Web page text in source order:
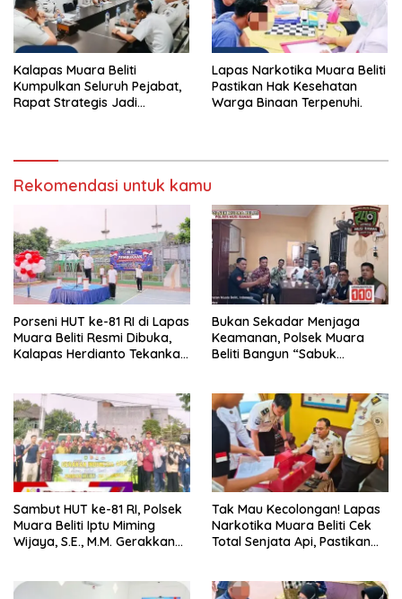
Kalapas Muara Beliti
Kumpulkan Seluruh Pejabat,
Rapat Strategis Jadi
Lapas Narkotika Muara Beliti
Pastikan Hak Kesehatan
Warga Binaan Terpenuhi.
Rekomendasi untuk kamu
Porseni HUT ke-81 RI di Lapas
Muara Beliti Resmi Dibuka,
Kalapas Herdianto Tekankan
Bukan Sekadar Menjaga
Keamanan, Polsek Muara
Beliti Bangun “Sabuk
Sambut HUT ke-81 RI, Polsek
Muara Beliti Iptu Miming
Wijaya, S.E., M.M. Gerakkan
Tak Mau Kecolongan! Lapas
Narkotika Muara Beliti Cek
Total Senjata Api, Pastikan